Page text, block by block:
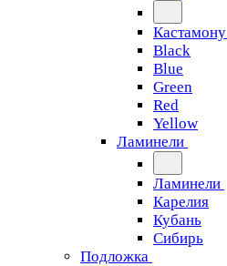
Кастамону
Black
Blue
Green
Red
Yellow
Ламинели
Ламинели
Карелия
Кубань
Сибирь
Подложка